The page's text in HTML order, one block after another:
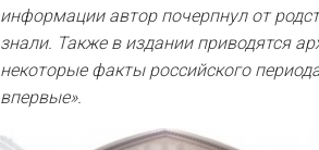
информации автор почерпнул от
знали. Также в издании приводятся
некоторые факты российского
впервые».